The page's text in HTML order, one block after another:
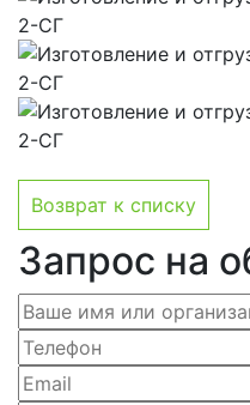
Возврат к списку
Запрос на